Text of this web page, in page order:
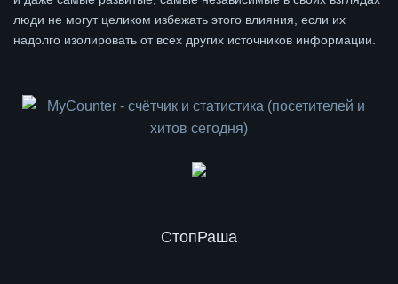
люди не могут целиком избежать этого влияния, если их
надолго изолировать от всех других источников информации.
СтопРаша